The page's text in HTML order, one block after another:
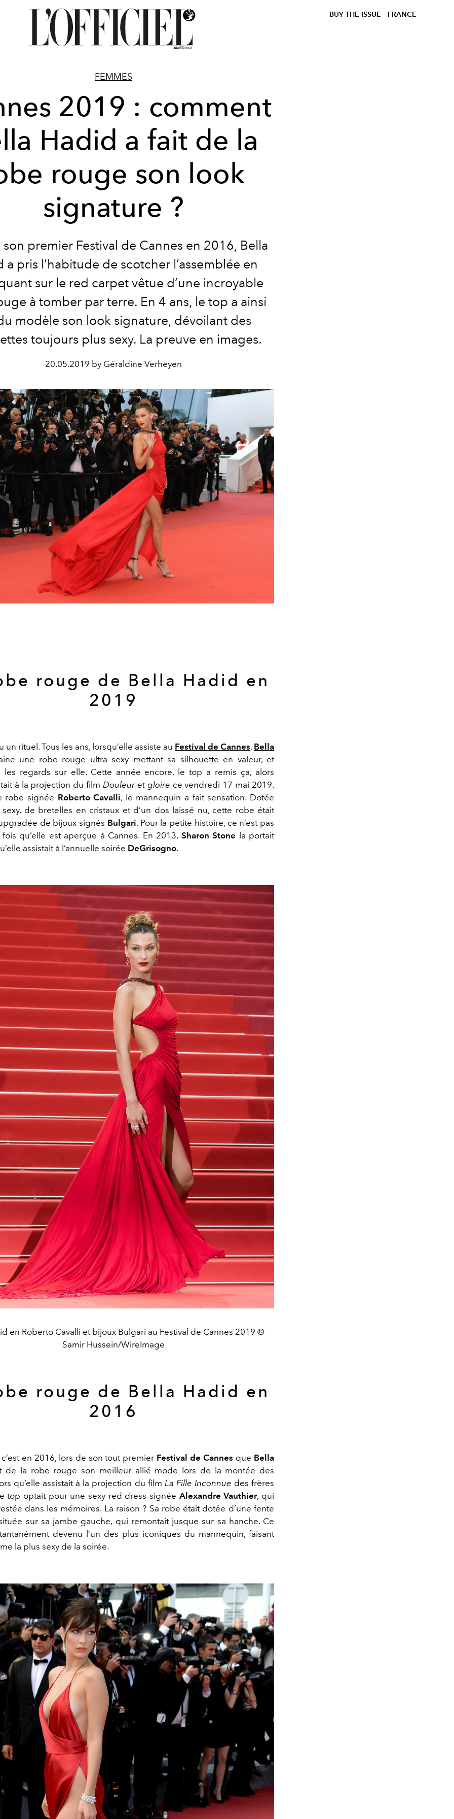
BUY THE ISSUE FRANCE
FEMMES
2019 : comment
Hadid a fait de la
rouge son look
signature ?
premier Festival de Cannes en 2016, Bella
a pris l’habitude de scotcher l’assemblée en
sur le red carpet vêtue d’une incroyable
à tomber par terre. En 4 ans, le top a ainsi
modèle son look signature, dévoilant des
toujours plus sexy. La preuve en images.
20.05.2019 by Géraldine Verheyen
rouge de Bella Hadid en
2019
un rituel. Tous les ans, lorsqu’elle assiste au Festival de Cannes, Bella
une robe rouge ultra sexy mettant sa silhouette en valeur, et
les regards sur elle. Cette année encore, le top a remis ça, alors
à la projection du film Douleur et gloire ce vendredi 17 mai 2019.
robe signée Roberto Cavalli, le mannequin a fait sensation. Dotée
sexy, de bretelles en cristaux et d’un dos laissé nu, cette robe était
de bijoux signés Bulgari. Pour la petite histoire, ce n’est pas
qu’elle est aperçue à Cannes. En 2013, Sharon Stone la portait
assistait à l’annuelle soirée DeGrisogno.
en Roberto Cavalli et bijoux Bulgari au Festival de Cannes 2019 ©
Samir Hussein/WireImage
rouge de Bella Hadid en
2016
en 2016, lors de son tout premier Festival de Cannes que Bella
de la robe rouge son meilleur allié mode lors de la montée des
qu’elle assistait à la projection du film La Fille Inconnue des frères
top optait pour une sexy red dress signée Alexandre Vauthier, qui
dans les mémoires. La raison ? Sa robe était dotée d’une fente
sur sa jambe gauche, qui remontait jusque sur sa hanche. Ce
devenu l’un des plus iconiques du mannequin, faisant
la plus sexy de la soirée.